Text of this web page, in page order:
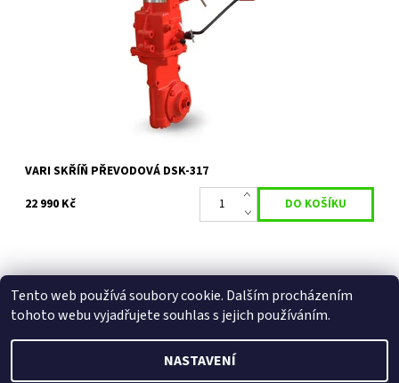
Skladem 6 ks
35726
2 roky
VARI SKŘÍŇ PŘEVODOVÁ DSK-317
22 990 Kč
Facebook | Heureka.cz | Zboží.cz
Tento web používá soubory cookie. Dalším procházením
tohoto webu vyjadřujete souhlas s jejich používáním.
NASTAVENÍ